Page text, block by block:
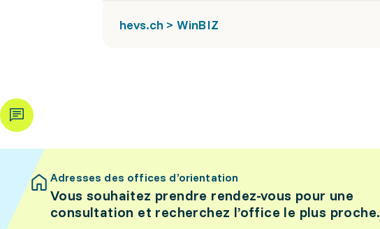
hevs.ch > WinBIZ
Adresses des offices d’orientation
Vous souhaitez prendre rendez-vous pour une
consultation et recherchez l’office le plus proche.